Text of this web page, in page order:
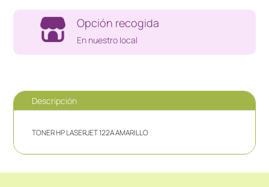
Opción recogida
En nuestro local
Descripción
TONER HP LASERJET 122A AMARILLO